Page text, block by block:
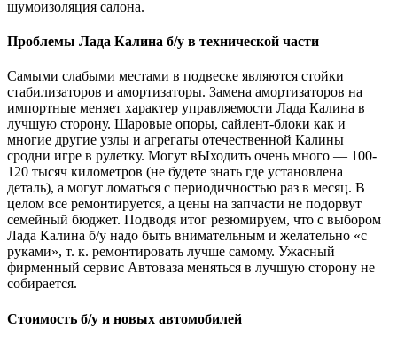
шумоизоляция салона.
Проблемы Лада Калина б/у в технической части
Самыми слабыми местами в подвеске являются стойки
стабилизаторов и амортизаторы. Замена амортизаторов на
импортные меняет характер управляемости Лада Калина в
лучшую сторону. Шаровые опоры, сайлент-блоки как и
многие другие узлы и агрегаты отечественной Калины
сродни игре в рулетку. Могут вЫходить очень много — 100-
120 тысяч километров (не будете знать где установлена
деталь), а могут ломаться с периодичностью раз в месяц. В
целом все ремонтируется, а цены на запчасти не подорвут
семейный бюджет. Подводя итог резюмируем, что с выбором
Лада Калина б/у надо быть внимательным и желательно «с
руками», т. к. ремонтировать лучше самому. Ужасный
фирменный сервис Автоваза меняться в лучшую сторону не
собирается.
Стоимость б/у и новых автомобилей